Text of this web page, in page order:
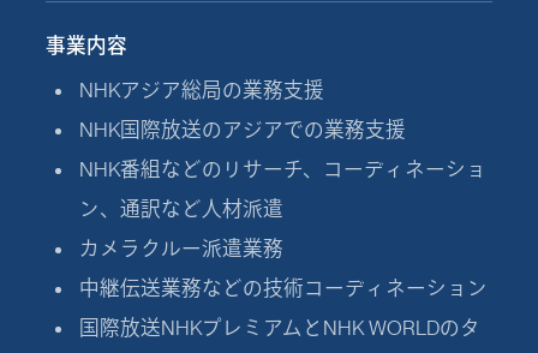
事業内容
NHKアジア総局の業務支援
NHK国際放送のアジアでの業務支援
NHK番組などのリサーチ、コーディネーショ
ン、通訳など人材派遣
カメラクルー派遣業務
中継伝送業務などの技術コーディネーション
国際放送NHKプレミアムとNHK WORLDのタ